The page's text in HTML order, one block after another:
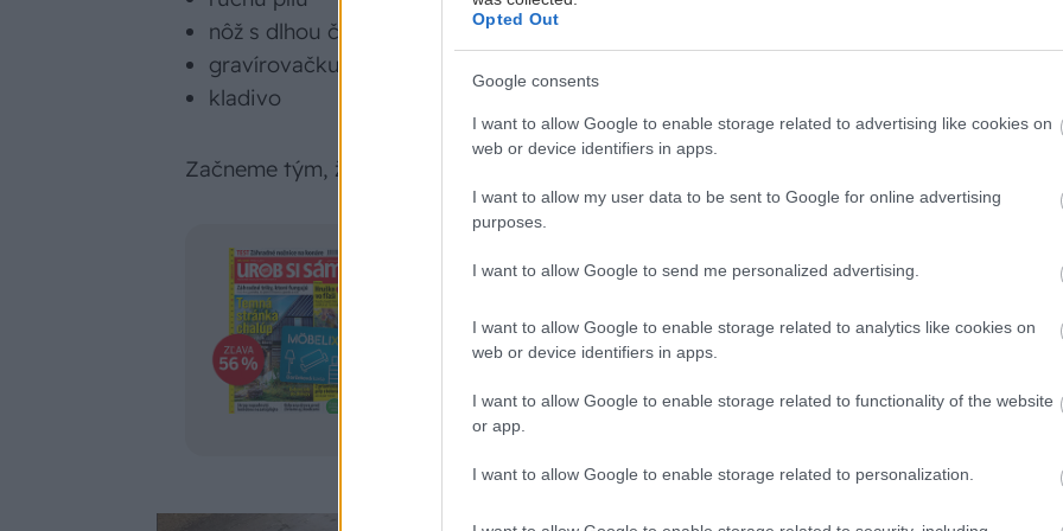
Opted Out
Google consents
I want to allow Google to enable storage related to advertising like cookies on
web or device identifiers in apps.
I want to allow my user data to be sent to Google for online advertising
purposes.
I want to allow Google to send me personalized advertising.
I want to allow Google to enable storage related to analytics like cookies on
web or device identifiers in apps.
I want to allow Google to enable storage related to functionality of the website
or app.
I want to allow Google to enable storage related to personalization.
nôž s dlhou čepeľou
gravírovačku
kladivo
Začneme tým, že si sekeru rozoberieme oddelením kovovej časti od drevenej.
UROB SI SÁM na celý rok zadarmo!
darčekovú kartu Möbelix v rovnakej hodnote. Výhodná ponuka,
ktorá sa vám vráti.
Získať predplatné